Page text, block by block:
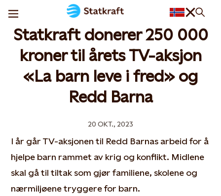
Statkraft donerer 250 000
kroner til årets TV-aksjon
«La barn leve i fred» og
Redd Barna
20 OKT., 2023
I år går TV-aksjonen til Redd Barnas arbeid for å
hjelpe barn rammet av krig og konflikt. Midlene
skal gå til tiltak som gjør familiene, skolene og
nærmiljøene tryggere for barn.